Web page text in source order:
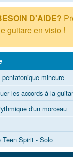
D'AIDE?
guitare en visio !
mineure
les accords à la
d'un morceau
Teen Spirit - Solo